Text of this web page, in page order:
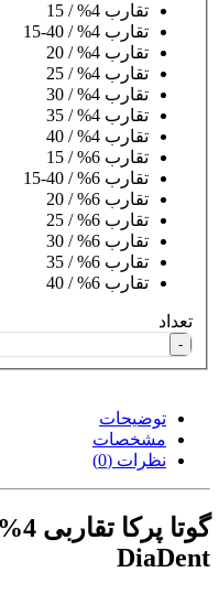
تقارب 4% / 15
تقارب 4% / 40-15
تقارب 4% / 20
تقارب 4% / 25
تقارب 4% / 30
تقارب 4% / 35
تقارب 4% / 40
تقارب 6% / 15
تقارب 6% / 40-15
تقارب 6% / 20
تقارب 6% / 25
تقارب 6% / 30
تقارب 6% / 35
تقارب 6% / 40
تعداد
-
توضیحات
مشخصات
نظرات (0)
DiaDent